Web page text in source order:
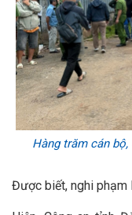
Hàng trăm cán
Được biết, nghi phạm